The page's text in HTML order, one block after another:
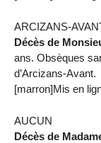
ARCIZANS-
Décès de
ans. Obsèques
d’Arcizans-Avant.
[marron]Mis en
AUCUN
Décès de